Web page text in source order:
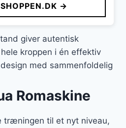
er:
899 kr..
→
giver autentisk
hele kroppen i én effektiv
design med sammenfoldelig
Romaskine
træningen til et nyt niveau,